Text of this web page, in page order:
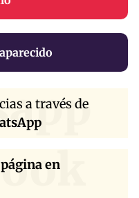
a través de
en